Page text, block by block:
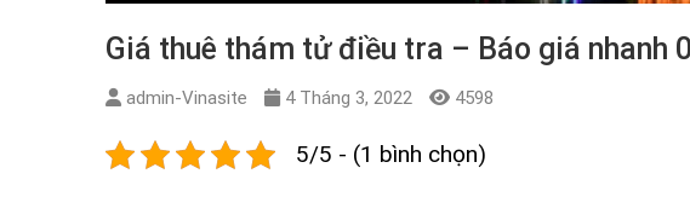
Giá thuê thám tử điều tra – Báo giá nhanh
admin-Vinasite 4 Tháng 3, 2022 4598
5/5 - (1 bình chọn)